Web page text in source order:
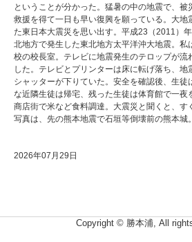
ということが分かった。猛暑の中の地震で、被
救援を得て一日も早い復興を願っている。大地
た東日本大震災を思い出す。平成23（2011）
北地方で発生した東北地方太平洋沖大地震。私
校の校長室。テレビに地震発生のテロップが流
した。テレビとプリンターは床に転げ落ち、地
シャッターが下りていた。安全を確認後、生
な近隣生徒は帰宅、残った生徒は体育館で一夜
商店街で米など食料調達。大震災と聞くと、す
写真は、先の熊本地震で石垣等倒壊前の熊本城。
2026年07月29日
Copyright © 勝本浦, All